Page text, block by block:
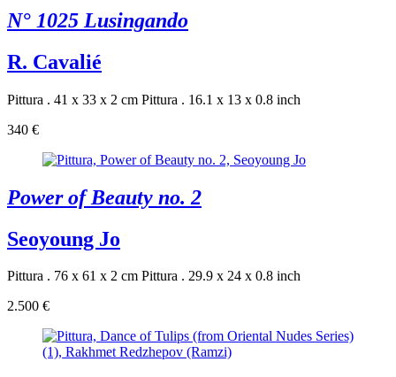
N° 1025 Lusingando
R. Cavalié
Pittura . 41 x 33 x 2 cm Pittura . 16.1 x 13 x 0.8 inch
340 €
Power of Beauty no. 2
Seoyoung Jo
Pittura . 76 x 61 x 2 cm Pittura . 29.9 x 24 x 0.8 inch
2.500 €